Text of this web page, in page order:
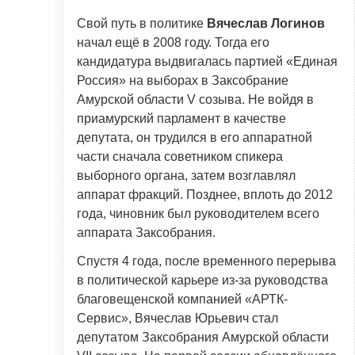
Свой путь в политике Вячеслав Логинов
начал ещё в 2008 году. Тогда его
кандидатура выдвигалась партией «Единая
Россия» на выборах в Заксобрание
Амурской области V созыва. Не войдя в
приамурский парламент в качестве
депутата, он трудился в его аппаратной
части сначала советником спикера
выборного органа, затем возглавлял
аппарат фракций. Позднее, вплоть до 2012
года, чиновник был руководителем всего
аппарата Заксобрания.
Спустя 4 года, после временного перерыва
в политической карьере из-за руководства
благовещенской компанией «АРТК-
Сервис», Вячеслав Юрьевич стал
депутатом Заксобрания Амурской области